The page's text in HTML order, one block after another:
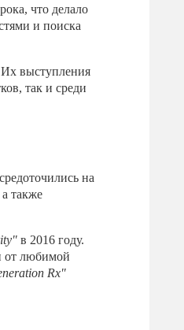
что делало
и поиска
Их выступления
так и среди
на
также
в 2016 году.
от любимой
Rx"